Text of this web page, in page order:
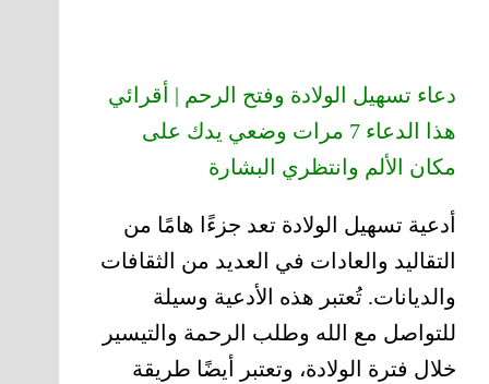
دعاء تسهيل الولادة وفتح الرحم | أقرائي
هذا الدعاء 7 مرات وضعي يدك على
مكان الألم وانتظري البشارة
أدعية تسهيل الولادة تعد جزءًا هامًا من
التقاليد والعادات في العديد من الثقافات
والديانات. تُعتبر هذه الأدعية وسيلة
للتواصل مع الله وطلب الرحمة والتيسير
خلال فترة الولادة، وتعتبر أيضًا طريقة